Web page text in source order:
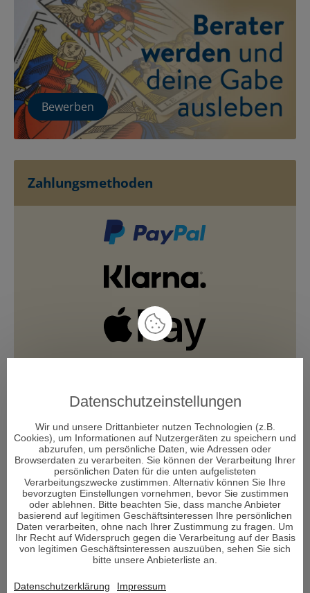
Bewerben
Zahlungsmethoden
Datenschutzeinstellungen
Wir und unsere Drittanbieter nutzen Technologien (z.B.
Cookies), um Informationen auf Nutzergeräten zu speichern und
abzurufen, um persönliche Daten, wie Adressen oder
Browserdaten zu verarbeiten. Sie können der Verarbeitung Ihrer
persönlichen Daten für die unten aufgelisteten
Verarbeitungszwecke zustimmen. Alternativ können Sie Ihre
bevorzugten Einstellungen vornehmen, bevor Sie zustimmen
oder ablehnen. Bitte beachten Sie, dass manche Anbieter
basierend auf legitimen Geschäftsinteressen Ihre persönlichen
Daten verarbeiten, ohne nach Ihrer Zustimmung zu fragen. Um
Ihr Recht auf Widerspruch gegen die Verarbeitung auf der Basis
von legitimen Geschäftsinteressen auszuüben, sehen Sie sich
bitte unsere Anbieterliste an.
Datenschutzerklärung Impressum